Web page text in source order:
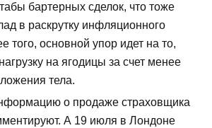
бартерных сделок, что тоже
в раскрутку инфляционного
того, основной упор идет на то,
на ягодицы за счет менее
тела.
о продаже страховщика
А 19 июля в Лондоне